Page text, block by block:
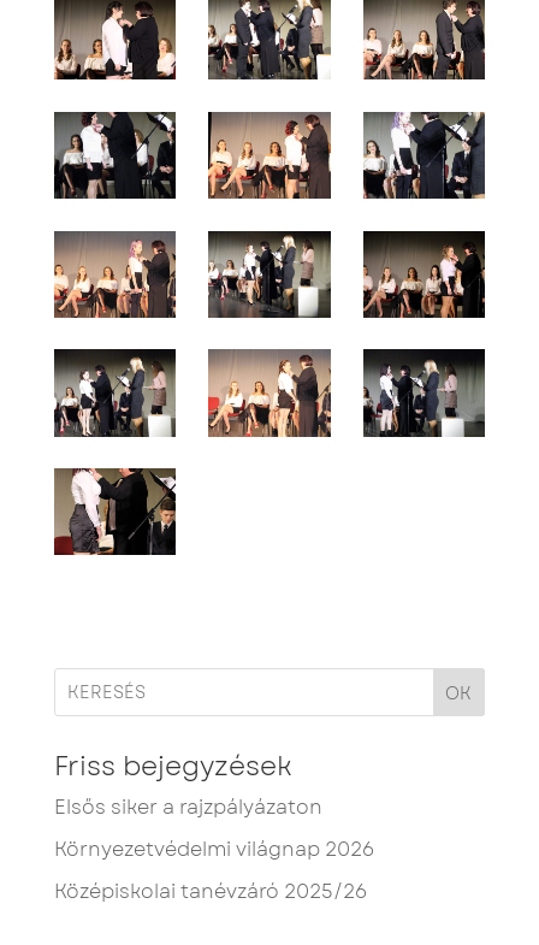
OK
Friss bejegyzések
Elsős siker a rajzpályázaton
Környezetvédelmi világnap 2026
Középiskolai tanévzáró 2025/26